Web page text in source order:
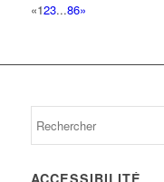
«123...86»
ACCESSIBILITÉ